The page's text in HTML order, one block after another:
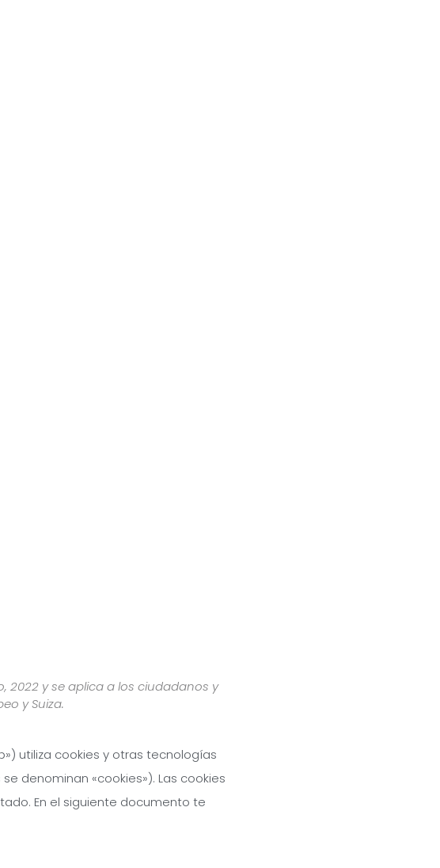
2022 y se aplica a los ciudadanos y
y Suiza.
utiliza cookies y otras tecnologías
denominan «cookies»). Las cookies
En el siguiente documento te